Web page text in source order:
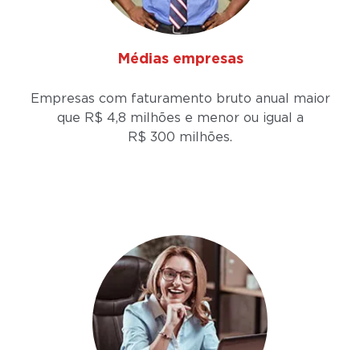
Médias empresas
Empresas com faturamento bruto anual maior
que R$ 4,8 milhões e menor ou igual a
R$ 300 milhões.